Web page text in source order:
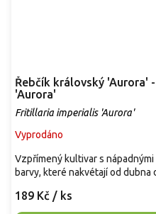
Řebčík královský 'Aurora'
'Aurora'
Fritillaria imperialis 'Aurora'
Vyprodáno
189 Kč / ks
Vzpřímený kultivar s
barvy, které nakvétají od dubna